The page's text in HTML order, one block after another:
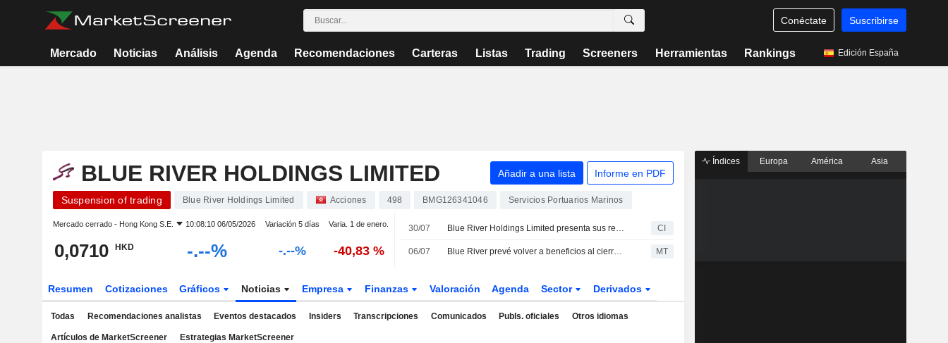
Conéctate Suscribirse
Mercado Noticias Análisis Agenda Recomendaciones Carteras Listas Trading Screeners Herramientas Rankings Edición España
BLUE RIVER HOLDINGS LIMITED Añadir a una lista Informe en PDF
Suspension of trading Blue River Holdings Limited Acciones 498 BMG126341046 Servicios Portuarios Marinos
Mercado cerrado - Hong Kong S.E. 10:08:10 06/05/2026 Variación 5 días Varia. 1 de enero.
0,0710 HKD -.--% -.--% -40,83 %
30/07 Blue River Holdings Limited presenta sus resultados anuales correspondientes al ejercicio cerrado el 31 de marzo de 2026 CI
06/07 Blue River prevé volver a beneficios al cierre de su ejercicio fiscal MT
Resumen Cotizaciones Gráficos Noticias Empresa Finanzas Valoración Agenda Sector Derivados
Todas Recomendaciones analistas Eventos destacados Insiders Transcripciones Comunicados Publs. oficiales Otros idiomas
Artículos de MarketScreener Estrategias MarketScreener
Índices Europa América Asia